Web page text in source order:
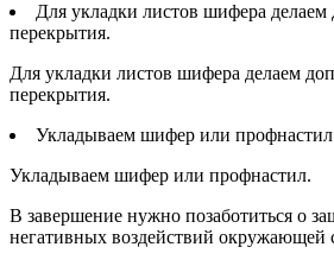
Для укладки листов шифера делаем
перекрытия.
Для укладки листов шифера делаем
перекрытия.
Укладываем шифер или
Укладываем шифер или профнастил.
В завершение нужно позаботиться о
негативных воздействий окружающей